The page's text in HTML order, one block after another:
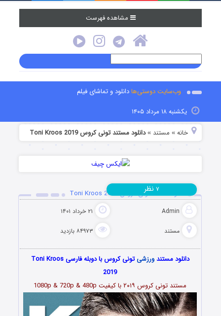
مشاهده فهرست
وب‌سایت دوستی‌هادانلود و تماشای فیلم
یکشنبه ۱۸ مرداد ۱۴۰۵
خانه » مستند »دانلود مستند تونی کروس Toni Kroos 2019
دانلود مستند تونی کروس Toni Kroos 2019
Admin ۲۱ خرداد ۱۴۰۱
مستند ۸۴۹۷۳ بازدید
۷ نظر
دانلود مستندورزشی
تونی کروس با دوبله فارسی Toni Kroos
2019
مستند تونی کروس ۲۰۱۹ با کیفیت 1080p & 720p & 480p